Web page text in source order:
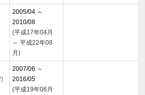
2005/04 ～
2010/08
(平成17年04月
～ 平成22年08
月)
)
2007/06 ～
2016/05
(平成19年06月